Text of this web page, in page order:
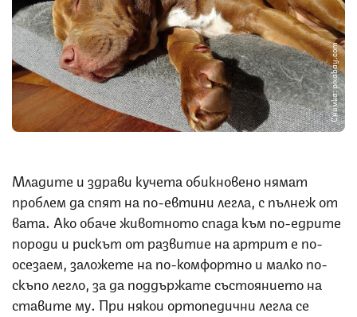
Снимка: pixabay.com
Младите и здрави кучета обикновено нямат
проблем да спят на по-евтини легла, с пълнеж от
вата. Ако обаче животното спада към по-едрите
породи и рискът от развитие на артрит е по-
осезаем, заложете на по-комфортно и малко по-
скъпо легло, за да поддържате състоянието на
ставите му. При някои ортопедични легла се